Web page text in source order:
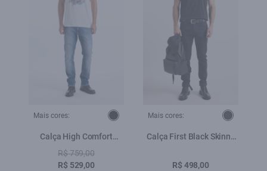
Mais cores:
Calça High Comfort
Stretch Skinny 5 Pockets
2149 - Lav.Medio C/ Rede
R$ 759,00
R$ 529,00
Mais cores:
Calça First Black Skinny
R$ 498,00